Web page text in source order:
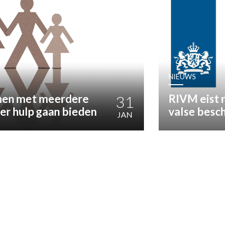
VAKHANDEL
met meerdere
hulp gaan bieden
31
JAN
NIEUWS
RIVM eist
valse